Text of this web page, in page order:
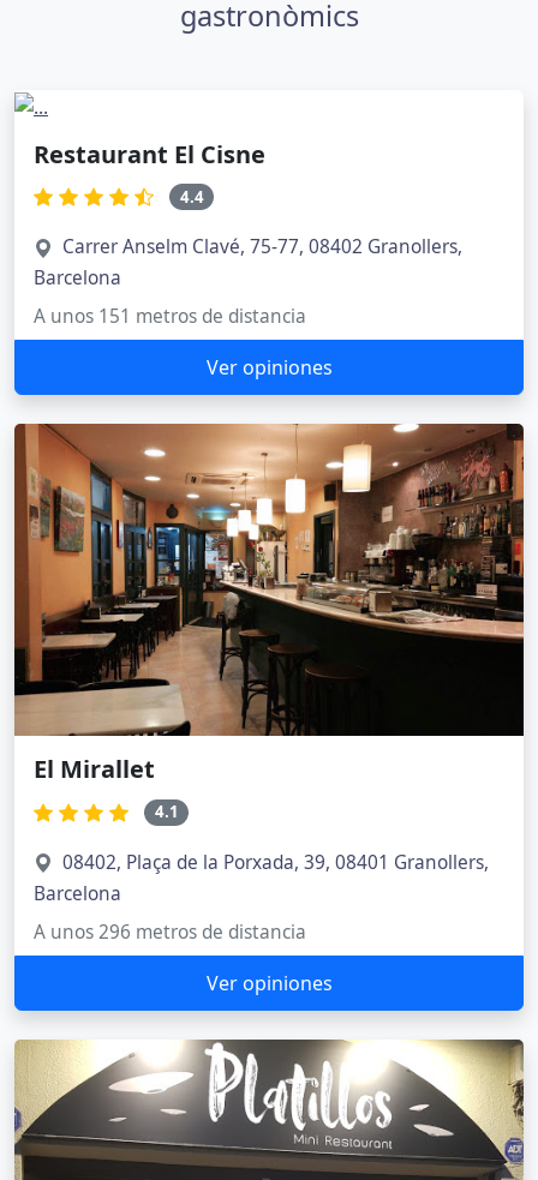
gastronòmics
Restaurant El Cisne
4.4
Carrer Anselm Clavé, 75-77, 08402 Granollers,
Barcelona
A unos 151 metros de distancia
Ver opiniones
El Mirallet
4.1
08402, Plaça de la Porxada, 39, 08401 Granollers,
Barcelona
A unos 296 metros de distancia
Ver opiniones